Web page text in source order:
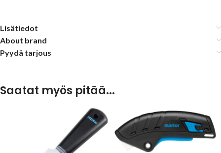
Lisätiedot
About brand
Pyydä tarjous
Saatat myös pitää...